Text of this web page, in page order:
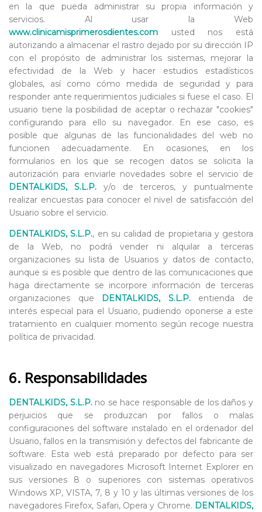
en la que pueda administrar su propia información y
servicios. Al usar la Web
www.clinicamisprimerosdientes.com usted nos está
autorizando a almacenar el rastro dejado por su dirección IP
con el propósito de administrar los sistemas, mejorar la
efectividad de la Web y hacer estudios estadísticos
globales, así como cómo medida de seguridad y para
responder ante requerimientos judiciales si fuese el caso. El
usuario tiene la posibilidad de aceptar o rechazar "cookies"
configurando para ello su navegador. En ese caso, es
posible que algunas de las funcionalidades del web no
funcionen adecuadamente. En ocasiones, en los
formularios en los que se recogen datos se solicita la
autorización para enviarle novedades sobre el servicio de
DENTALKIDS, S.L.P.y/o de terceros, y puntualmente
realizar encuestas para conocer el nivel de satisfacción del
Usuario sobre el servicio.
DENTALKIDS, S.L.P., en su calidad de propietaria y gestora
de la Web, no podrá vender ni alquilar a terceras
organizaciones su lista de Usuarios y datos de contacto,
aunque si es posible que dentro de las comunicaciones que
haga directamente se incorpore información de terceras
organizaciones que DENTALKIDS, S.L.P.entienda de
interés especial para el Usuario, pudiendo oponerse a este
tratamiento en cualquier momento según recoge nuestra
política de privacidad.
6. Responsabilidades
DENTALKIDS, S.L.P.no se hace responsable de los daños y
perjuicios que se produzcan por fallos o malas
configuraciones del software instalado en el ordenador del
Usuario, fallos en la transmisión y defectos del fabricante de
software. Esta web está preparado por defecto para ser
visualizado en navegadores Microsoft Internet Explorer en
sus versiones 8 o superiores con sistemas operativos
Windows XP, VISTA, 7, 8 y 10 y las últimas versiones de los
navegadores Firefox, Safari, Opera y Chrome. DENTALKIDS,